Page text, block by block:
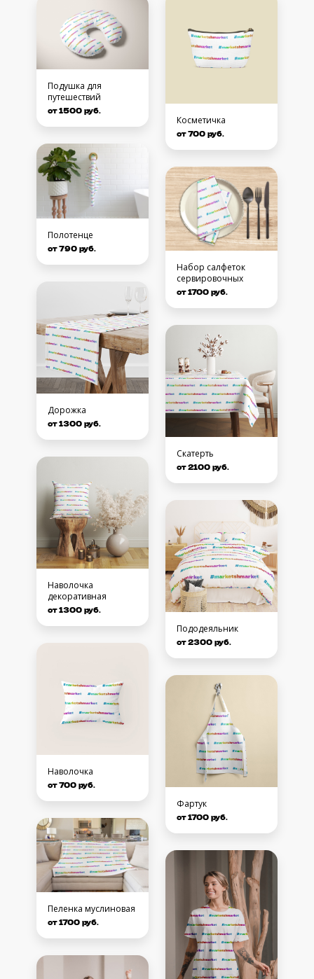
Подушка для
путешествий
от 1500 руб.
Полотенце
от 790 руб.
Дорожка
от 1300 руб.
Наволочка
декоративная
от 1300 руб.
Наволочка
от 700 руб.
Пеленка муслиновая
от 1700 руб.
Косметичка
от 700 руб.
Набор салфеток
сервировочных
от 1700 руб.
Скатерть
от 2100 руб.
Пододеяльник
от 2300 руб.
Фартук
от 1700 руб.